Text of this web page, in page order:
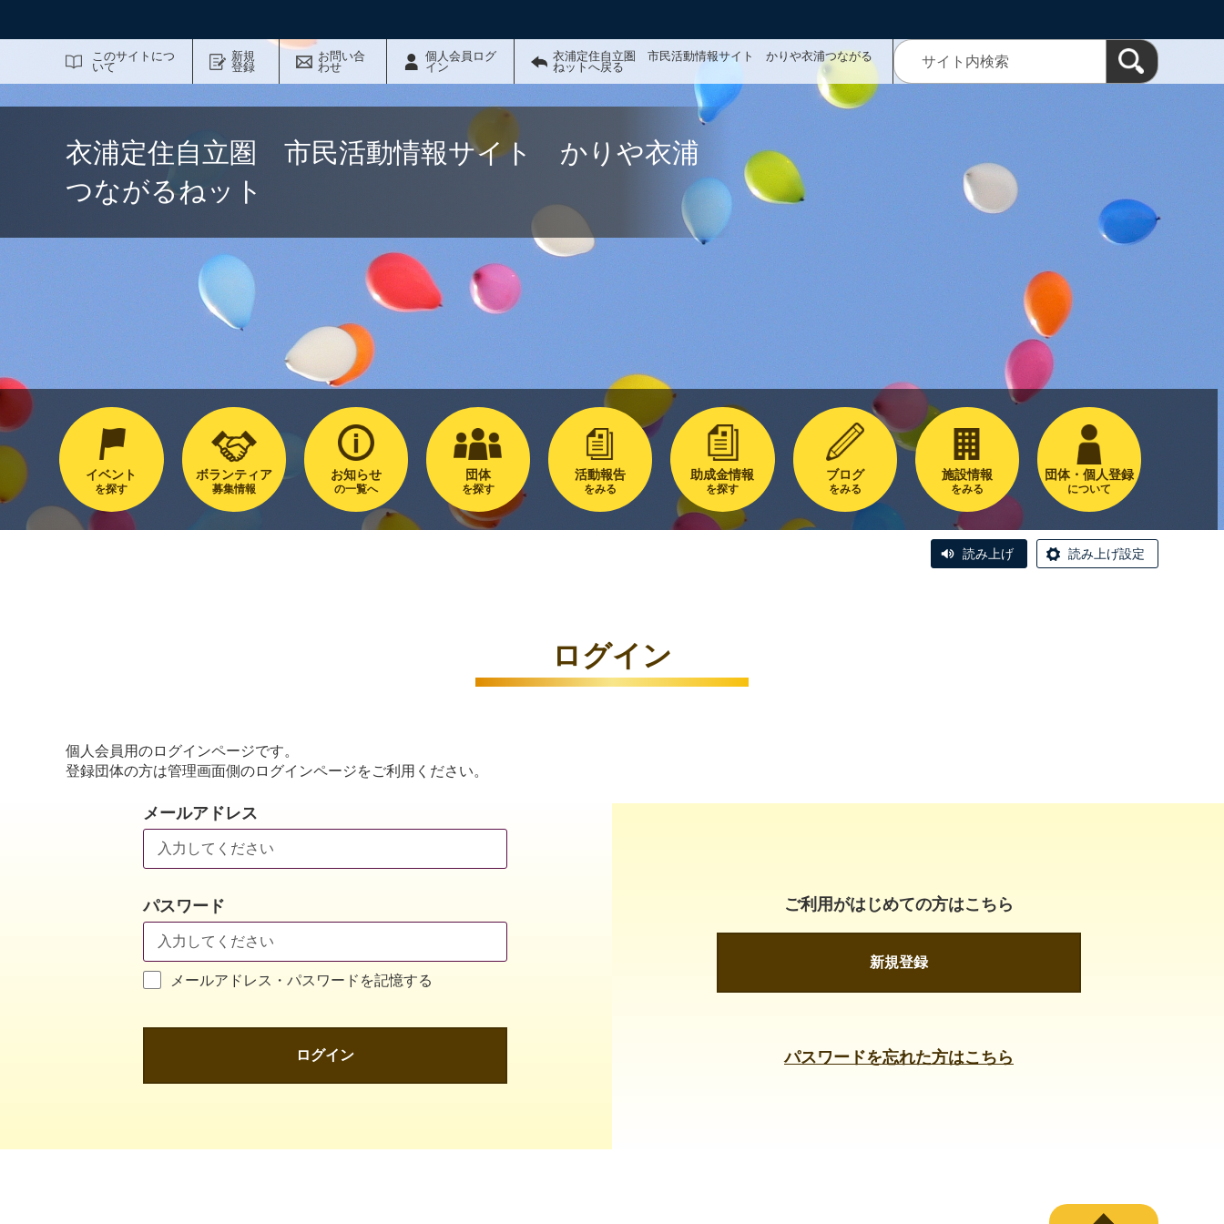
このサイトにつ
いて
新規
登録
お問い合
わせ
個人会員ログ
イン
衣浦定住自立圏 市民活動情報サイト かりや衣浦つながる
ねットへ戻る
衣浦定住自立圏 市民活動情報サイト かりや衣浦
つながるねット
イベント
を探す
ボランティア
募集情報
お知らせ
の一覧へ
団体
を探す
活動報告
をみる
助成金情報
を探す
ブログ
をみる
施設情報
をみる
団体・個人登録
について
読み上げ 読み上げ設定
ログイン
個人会員用のログインページです。
登録団体の方は管理画面側のログインページをご利用ください。
メールアドレス
パスワード
メールアドレス・パスワードを記憶する
ログイン
ご利用がはじめての方はこちら
新規登録
パスワードを忘れた方はこちら